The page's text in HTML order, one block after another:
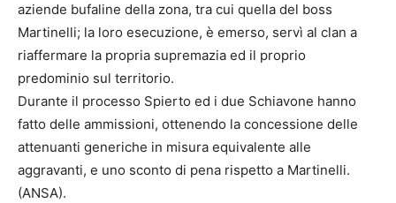
aziende bufaline della zona, tra cui quella del boss
Martinelli; la loro esecuzione, è emerso, servì al clan a
riaffermare la propria supremazia ed il proprio
predominio sul territorio.
Durante il processo Spierto ed i due Schiavone hanno
fatto delle ammissioni, ottenendo la concessione delle
attenuanti generiche in misura equivalente alle
aggravanti, e uno sconto di pena rispetto a Martinelli.
(ANSA).